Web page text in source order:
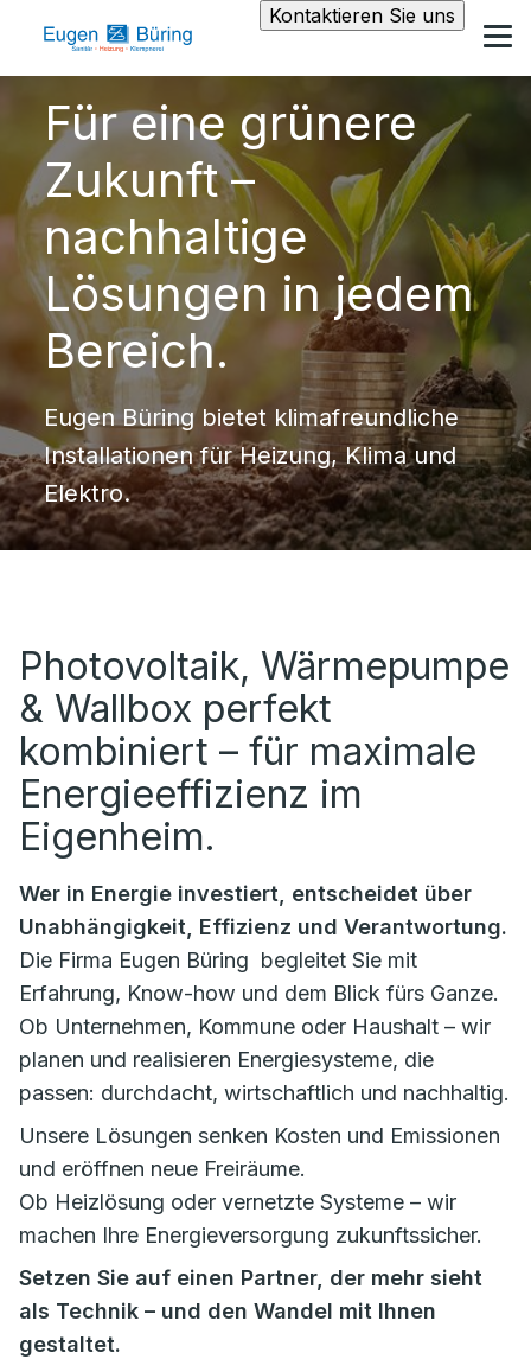
Kontaktieren Sie uns
Für eine grünere
Zukunft –
nachhaltige
Lösungen in jedem
Bereich.
Eugen Büring bietet klimafreundliche
Installationen für Heizung, Klima und
Elektro.
Photovoltaik, Wärmepumpe
& Wallbox perfekt
kombiniert – für maximale
Energieeffizienz im
Eigenheim.
Wer in Energie investiert, entscheidet über
Unabhängigkeit, Effizienz und Verantwortung.
Die Firma Eugen Büring begleitet Sie mit
Erfahrung, Know-how und dem Blick fürs Ganze.
Ob Unternehmen, Kommune oder Haushalt – wir
planen und realisieren Energiesysteme, die
passen: durchdacht, wirtschaftlich und nachhaltig.
Unsere Lösungen senken Kosten und Emissionen
und eröffnen neue Freiräume.
Ob Heizlösung oder vernetzte Systeme – wir
machen Ihre Energieversorgung zukunftssicher.
Setzen Sie auf einen Partner, der mehr sieht
als Technik – und den Wandel mit Ihnen
gestaltet.